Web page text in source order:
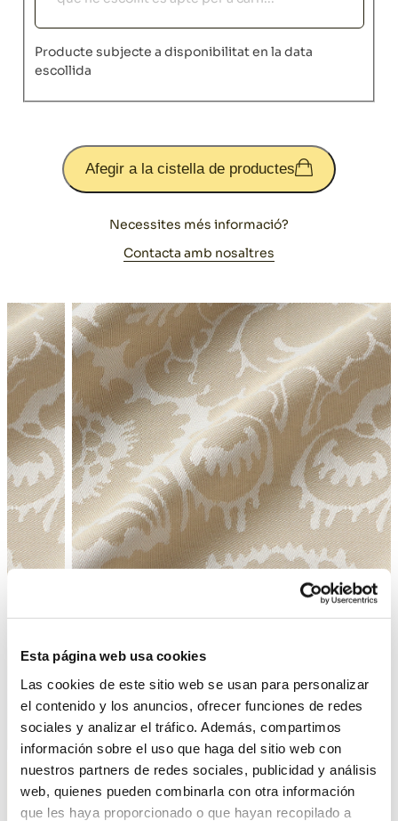
Esta página web usa cookies
Las cookies de este sitio web se usan para personalizar
el contenido y los anuncios, ofrecer funciones de redes
sociales y analizar el tráfico. Además, compartimos
información sobre el uso que haga del sitio web con
nuestros partners de redes sociales, publicidad y análisis
web, quienes pueden combinarla con otra información
que les haya proporcionado o que hayan recopilado a
Producte subjecte a disponibilitat en la data
escollida
Afegir a la cistella de productes
Necessites més informació?
Contacta amb nosaltres
Enrere Següent